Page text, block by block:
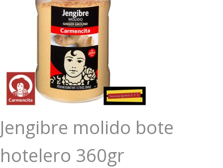
Jengibre molido bote
hotelero 360gr